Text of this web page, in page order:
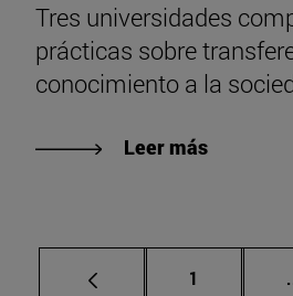
Tres universidades
prácticas sobre
conocimiento a la
Leer más
Página
1